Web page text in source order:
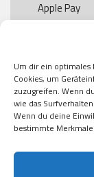
Um dir ein
Cookies, um
zuzugreifen. Wenn
wie das
Wenn du deine
bestimmte
Apple Pay
Paypal
Kauf auf
Klarna
American